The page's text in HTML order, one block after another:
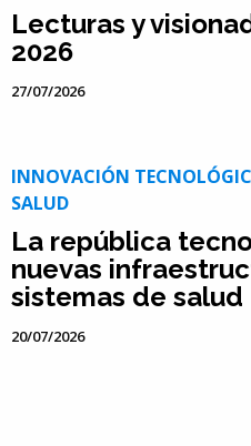
Lecturas y
2026
27/07/2026
INNOVACIÓN
SALUD
La república
nuevas
sistemas de salud
20/07/2026